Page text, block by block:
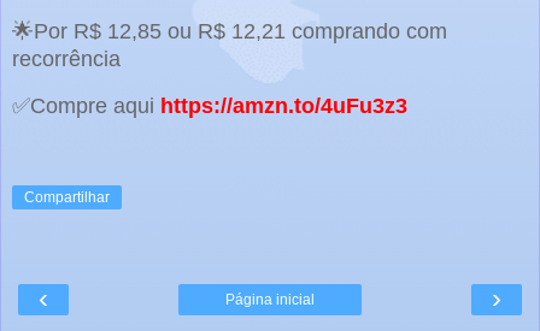
🌟Por R$ 12,85 ou R$ 12,21 comprando com
recorrência
✅Compre aqui https://amzn.to/4uFu3z3
Compartilhar
‹ ›
Página inicial